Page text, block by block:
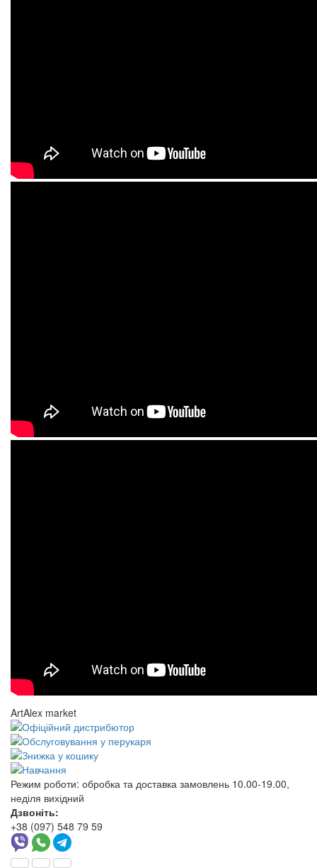
ArtAlex market
Режим роботи: обробка та доставка замовлень 10.00-19.00,
неділя вихідний
Дзвоніть:
+38 (097) 548 79 59